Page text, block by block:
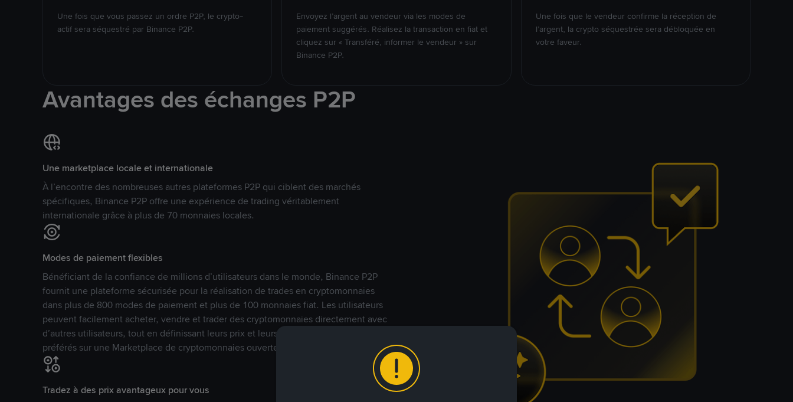
Une fois que vous passez un ordre P2P, le crypto-
actif sera séquestré par Binance P2P.
Envoyez l’argent au vendeur via les modes de
paiement suggérés. Réalisez la transaction en fiat et
cliquez sur « Transféré, informer le vendeur » sur
Binance P2P.
Une fois que le vendeur confirme la réception de
l’argent, la crypto séquestrée sera débloquée en
votre faveur.
Avantages des échanges P2P
Une marketplace locale et internationale
À l’encontre des nombreuses autres plateformes P2P qui ciblent des marchés
spécifiques, Binance P2P offre une expérience de trading véritablement
internationale grâce à plus de 70 monnaies locales.
Modes de paiement flexibles
Bénéficiant de la confiance de millions d’utilisateurs dans le monde, Binance P2P
fournit une plateforme sécurisée pour la réalisation de trades en cryptomonnaies
dans plus de 800 modes de paiement et plus de 100 monnaies fiat. Les utilisateurs
peuvent facilement acheter, vendre et trader des cryptomonnaies directement avec
d’autres utilisateurs, tout en définissant leurs prix et leurs modes de paiement
préférés sur une Marketplace de cryptomonnaies ouverte.
Tradez à des prix avantageux pour vous